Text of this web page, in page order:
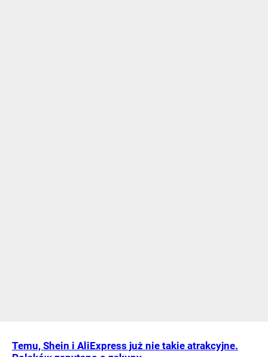
Temu, Shein i AliExpress już nie takie atrakcyjne.